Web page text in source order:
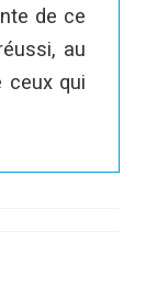
de ce
au
ceux qui